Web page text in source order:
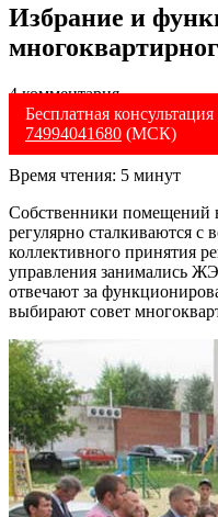
Избрание и
4 комментария
Бесплатная
74994041680 (МСК)
Время чтения: 5 минут
Собственники помещений
регулярно сталкиваются
коллективного принятия
управления занимались
отвечают за
выбирают совет